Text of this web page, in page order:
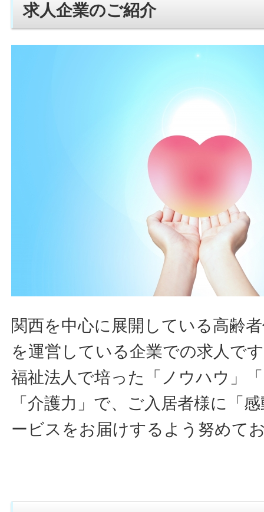
求人企業のご紹介
関西を中心に展開している高齢
を運営している企業での求人で
福祉法人で培った「ノウハウ」
「介護力」で、ご入居者様に「
ービスをお届けするよう努めて